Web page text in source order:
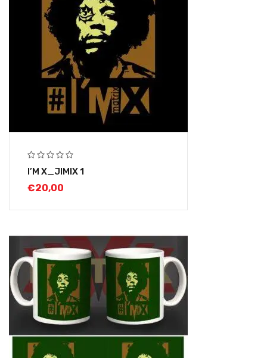
I’M X_JIMIX 1
€20,00